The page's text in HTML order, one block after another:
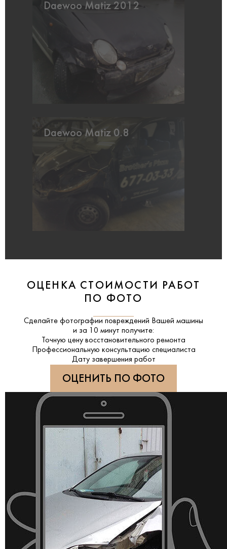
Daewoo Matiz 2012
Daewoo Matiz 0.8
ОЦЕНКА СТОИМОСТИ РАБОТ
ПО ФОТО
Сделайте фотографии повреждений Вашей машины
и за 10 минут получите:
Точную цену восстановительного ремонта
Профессиональную консультацию специалиста
Дату завершения работ
ОЦЕНИТЬ ПО ФОТО